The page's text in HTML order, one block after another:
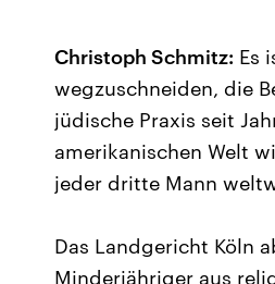
Christoph Schmitz: Es
wegzuschneiden, die
jüdische Praxis seit
amerikanischen Welt
jeder dritte Mann
Das Landgericht Köln
Minderjähriger aus